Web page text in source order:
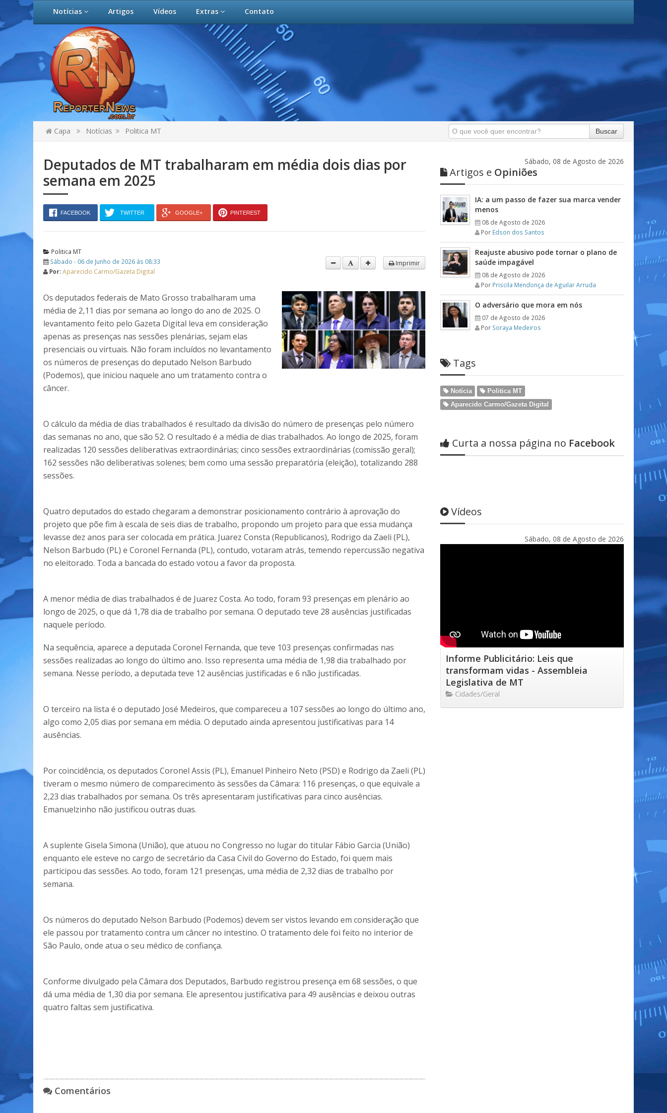
Notícias Artigos Vídeos Extras Contato
Capa Notícias Politica MT Buscar
Deputados de MT trabalharam em média dois dias por
semana em 2025
FACEBOOK TWITTER GOOGLE+ PINTEREST
Politica MT
Sábado - 06 de Junho de 2026 às 08:33
Por:Aparecido Carmo/Gazeta Digital
Imprimir
Os deputados federais de Mato Grosso trabalharam uma
média de 2,11 dias por semana ao longo do ano de 2025. O
levantamento feito pelo Gazeta Digital leva em consideração
apenas as presenças nas sessões plenárias, sejam elas
presenciais ou virtuais. Não foram incluídos no levantamento
os números de presenças do deputado Nelson Barbudo
(Podemos), que iniciou naquele ano um tratamento contra o
câncer.
O cálculo da média de dias trabalhados é resultado da divisão do número de presenças pelo número
das semanas no ano, que são 52. O resultado é a média de dias trabalhados. Ao longo de 2025, foram
realizadas 120 sessões deliberativas extraordinárias; cinco sessões extraordinárias (comissão geral);
162 sessões não deliberativas solenes; bem como uma sessão preparatória (eleição), totalizando 288
sessões.
Quatro deputados do estado chegaram a demonstrar posicionamento contrário à aprovação do
projeto que põe fim à escala de seis dias de trabalho, propondo um projeto para que essa mudança
levasse dez anos para ser colocada em prática. Juarez Consta (Republicanos), Rodrigo da Zaeli (PL),
Nelson Barbudo (PL) e Coronel Fernanda (PL), contudo, votaram atrás, temendo repercussão negativa
no eleitorado. Toda a bancada do estado votou a favor da proposta.
A menor média de dias trabalhados é de Juarez Costa. Ao todo, foram 93 presenças em plenário ao
longo de 2025, o que dá 1,78 dia de trabalho por semana. O deputado teve 28 ausências justificadas
naquele período.
Na sequência, aparece a deputada Coronel Fernanda, que teve 103 presenças confirmadas nas
sessões realizadas ao longo do último ano. Isso representa uma média de 1,98 dia trabalhado por
semana. Nesse período, a deputada teve 12 ausências justificadas e 6 não justificadas.
O terceiro na lista é o deputado José Medeiros, que compareceu a 107 sessões ao longo do último ano,
algo como 2,05 dias por semana em média. O deputado ainda apresentou justificativas para 14
ausências.
Por coincidência, os deputados Coronel Assis (PL), Emanuel Pinheiro Neto (PSD) e Rodrigo da Zaeli (PL)
tiveram o mesmo número de comparecimento às sessões da Câmara: 116 presenças, o que equivale a
2,23 dias trabalhados por semana. Os três apresentaram justificativas para cinco ausências.
Emanuelzinho não justificou outras duas.
A suplente Gisela Simona (União), que atuou no Congresso no lugar do titular Fábio Garcia (União)
enquanto ele esteve no cargo de secretário da Casa Civil do Governo do Estado, foi quem mais
participou das sessões. Ao todo, foram 121 presenças, uma média de 2,32 dias de trabalho por
semana.
Os números do deputado Nelson Barbudo (Podemos) devem ser vistos levando em consideração que
ele passou por tratamento contra um câncer no intestino. O tratamento dele foi feito no interior de
São Paulo, onde atua o seu médico de confiança.
Conforme divulgado pela Câmara dos Deputados, Barbudo registrou presença em 68 sessões, o que
dá uma média de 1,30 dia por semana. Ele apresentou justificativa para 49 ausências e deixou outras
quatro faltas sem justificativa.
Comentários
Sábado, 08 de Agosto de 2026
Artigos e Opiniões
IA: a um passo de fazer sua marca vender
menos
08 de Agosto de 2026
Por Edson dos Santos
Reajuste abusivo pode tornar o plano de
saúde impagável
08 de Agosto de 2026
Por Priscila Mendonça de Aguilar Arruda
O adversário que mora em nós
07 de Agosto de 2026
Por Soraya Medeiros
Tags
Notícia
Politica MT
Aparecido Carmo/Gazeta Digital
Curta a nossa página no Facebook
Vídeos
Sábado, 08 de Agosto de 2026
Informe Publicitário: Leis que
transformam vidas - Assembleia
Legislativa de MT
Cidades/Geral